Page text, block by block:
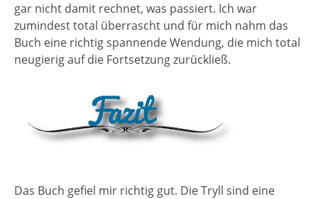
gar nicht damit rechnet, was passiert. Ich war
zumindest total überrascht und für mich nahm das
Buch eine richtig spannende Wendung, die mich total
neugierig auf die Fortsetzung zurückließ.
Das Buch gefiel mir richtig gut. Die Tryll sind eine